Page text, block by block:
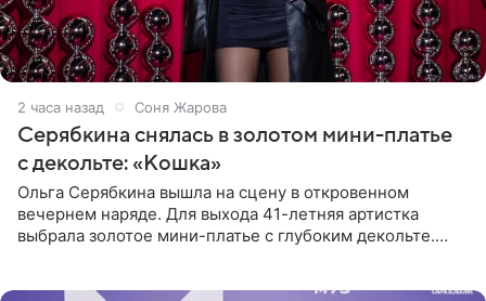
2 часа назад Соня Жарова
Серябкина снялась в золотом мини-платье
с декольте: «Кошка»
Ольга Серябкина вышла на сцену в откровенном
вечернем наряде. Для выхода 41-летняя артистка
выбрала золотое мини-платье с глубоким декольте.